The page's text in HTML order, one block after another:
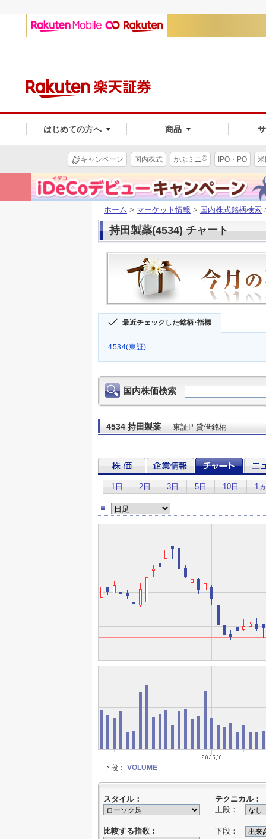
はじめての方へ 商品
キャンペーン 国内株式 かぶミニ® IPO・PO
ホーム > マーケット情報 > 国内株式銘柄検索
持田製薬(4534) チャート
最近チェックした銘柄･指標
4534(東証)